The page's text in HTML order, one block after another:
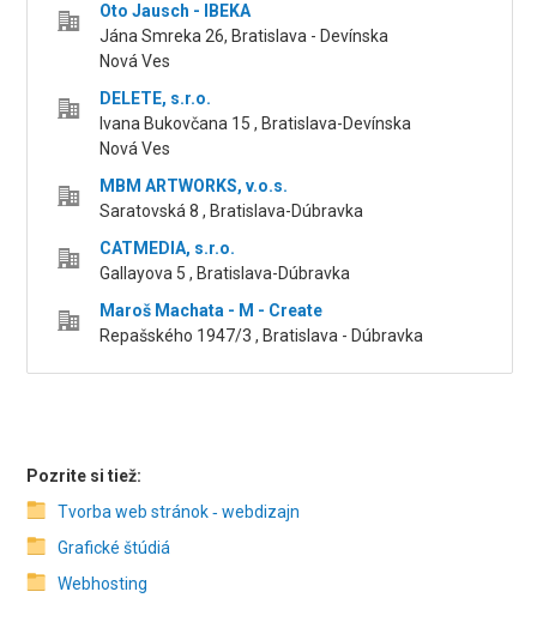
Oto Jausch - IBEKA
Jána Smreka 26, Bratislava - Devínska
Nová Ves
DELETE, s.r.o.
Ivana Bukovčana 15 , Bratislava-Devínska
Nová Ves
MBM ARTWORKS, v.o.s.
Saratovská 8 , Bratislava-Dúbravka
CATMEDIA, s.r.o.
Gallayova 5 , Bratislava-Dúbravka
Maroš Machata - M - Create
Repašského 1947/3 , Bratislava - Dúbravka
Pozrite si tiež:
Tvorba web stránok ‑ webdizajn
Grafické štúdiá
Webhosting